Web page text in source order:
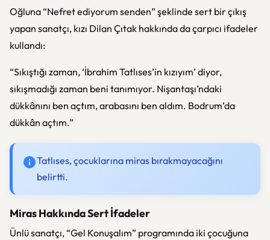
Oğluna “Nefret ediyorum senden” şeklinde sert bir çıkış
yapan sanatçı, kızı Dilan Çıtak hakkında da çarpıcı ifadeler
kullandı:
“Sıkıştığı zaman, ‘İbrahim Tatlıses’in kızıyım’ diyor,
sıkışmadığı zaman beni tanımıyor. Nişantaşı’ndaki
dükkânını ben açtım, arabasını ben aldım. Bodrum’da
dükkân açtım.”
Tatlıses, çocuklarına miras bırakmayacağını
belirtti.
Miras Hakkında Sert İfadeler
Ünlü sanatçı, “Gel Konuşalım” programında iki çocuğuna